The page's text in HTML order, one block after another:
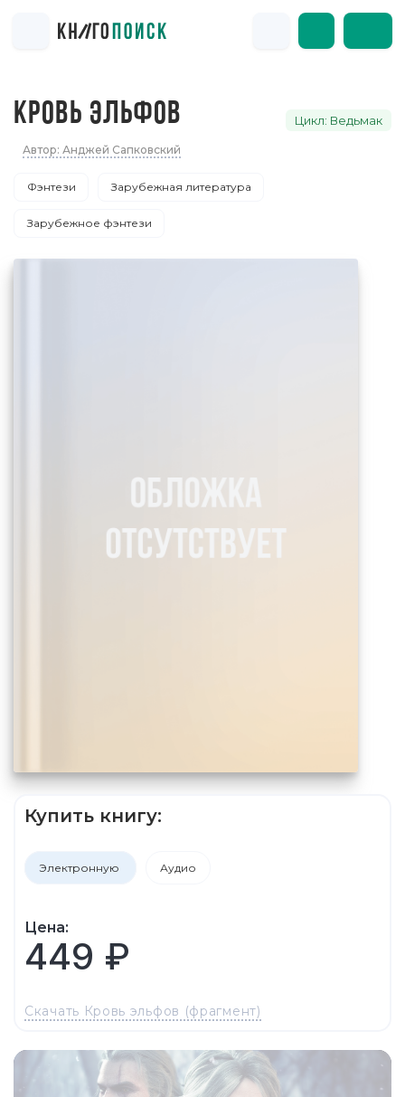
КРОВЬ ЭЛЬФОВ Цикл: Ведьмак
Автор: Анджей Сапковский
Фэнтези Зарубежная литература
Зарубежное фэнтези
Купить книгу:
Электронную Аудио
Цена:
449 ₽
Скачать Кровь эльфов (фрагмент)